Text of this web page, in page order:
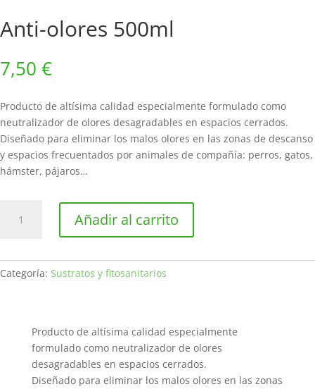
Anti-olores 500ml
7,50 €
Producto de altísima calidad especialmente formulado como
neutralizador de olores desagradables en espacios cerrados.
Diseñado para eliminar los malos olores en las zonas de descanso
y espacios frecuentados por animales de compañía: perros, gatos,
hámster, pájaros…
olores
Añadir al carrito
Categoría: Sustratos y fitosanitarios
Producto de altísima calidad especialmente
formulado como neutralizador de olores
desagradables en espacios cerrados.
Diseñado para eliminar los malos olores en las zonas